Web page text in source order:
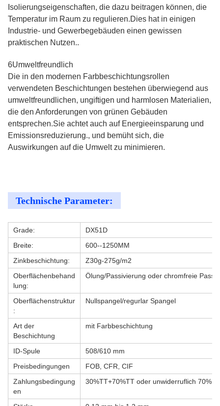
Isolierungseigenschaften, die dazu beitragen können, die
Temperatur im Raum zu regulieren.Dies hat in einigen
Industrie- und Gewerbegebäuden einen gewissen
praktischen Nutzen..
6Umweltfreundlich
Die in den modernen Farbbeschichtungsrollen
verwendeten Beschichtungen bestehen überwiegend aus
umweltfreundlichen, ungiftigen und harmlosen Materialien,
die den Anforderungen von grünen Gebäuden
entsprechen.Sie achtet auch auf Energieeinsparung und
Emissionsreduzierung., und bemüht sich, die
Auswirkungen auf die Umwelt zu minimieren.
Technische Parameter:
Grade:
DX51D
Breite:
600--1250MM
Zinkbeschichtung:
Z30g-275g/m2
Oberflächenbehand
lung:
Ölung/Passivierung oder chromfreie
Oberflächenstruktur
:
Nullspangel/regurlar Spangel
Art der
Beschichtung
mit Farbbeschichtung
ID-Spule
508/610 mm
Preisbedingungen
FOB, CFR, CIF
Zahlungsbedingung
en
30%TT+70%TT oder unwiderruflich 70%L/